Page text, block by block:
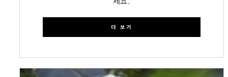
더 보기